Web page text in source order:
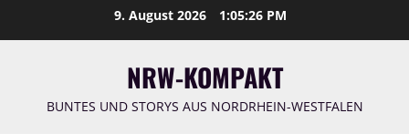
9. August 2026 1:05:27 PM
NRW-KOMPAKT
BUNTES UND STORYS AUS NORDRHEIN-WESTFALEN